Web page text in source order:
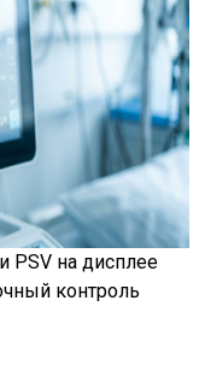
PSV на дисплее
контроль